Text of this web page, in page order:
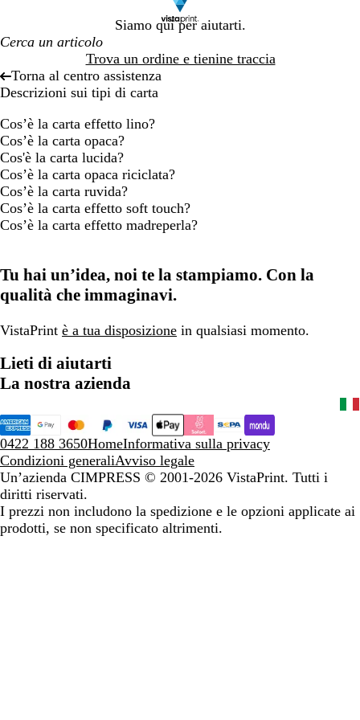
Siamo qui per aiutarti.
Trova un ordine e tienine traccia
Torna al centro assistenza
Descrizioni sui tipi di carta
Cos’è la carta effetto lino?
Cos’è la carta opaca?
Cos'è la carta lucida?
Cos’è la carta opaca riciclata?
Cos’è la carta ruvida?
Cos’è la carta effetto soft touch?
Cos’è la carta effetto madreperla?
Tu hai un’idea, noi te la stampiamo. Con la
qualità che immaginavi.
VistaPrint è a tua disposizione in qualsiasi momento.
Lieti di aiutarti
La nostra azienda
0422 188 3650HomeInformativa sulla privacy
Condizioni generaliAvviso legale
Un’azienda CIMPRESS © 2001-2026 VistaPrint. Tutti i
diritti riservati.
I prezzi non includono la spedizione e le opzioni applicate ai
prodotti, se non specificato altrimenti.